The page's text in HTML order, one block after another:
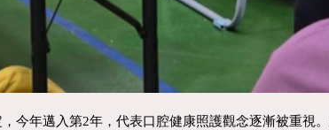
今年邁入第2年，代表口腔健康照護觀念逐漸被重視